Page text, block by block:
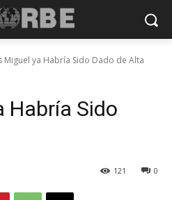
Miguel ya Habría Sido Dado de Alta
Habría Sido
0
121